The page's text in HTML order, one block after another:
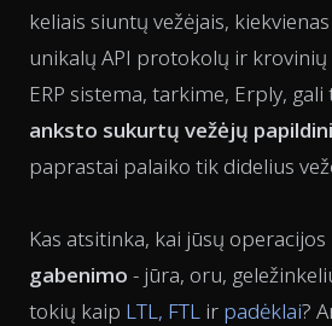
keliais siuntų vežėjais,
unikalų API protokolų ir krovinių
ERP sistema, tarkime, Erply,
anksto sukurtų vežėjų
paprastai palaiko tik didelius
Kas atsitinka, kai jūsų
gabenimo - jūra, oru,
tokių kaip LTL, FTL ir padėklai?